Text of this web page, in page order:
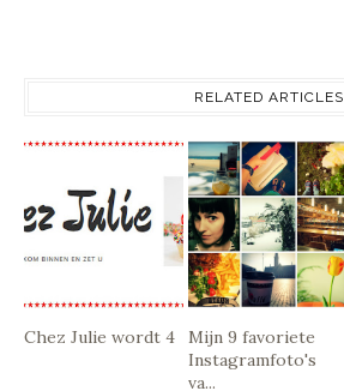
RELATED ARTICLES
Chez Julie wordt 4
Mijn 9 favoriete
Instagramfoto's
va...